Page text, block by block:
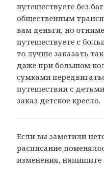
путешествуете без
общественным
вам деньги, но
путешествуете с
то лучше заказать
даже при большом
сумками
путешествии с
заказ детское кресло.
Если вы заметили
расписание
изменения,